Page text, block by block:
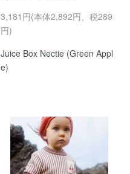
3,181円(本体2,892円、税289
円)
Juice Box Nectie (Green Appl
e)